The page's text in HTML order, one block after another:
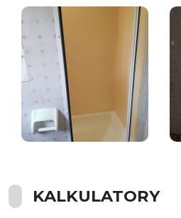
KALKULATORY